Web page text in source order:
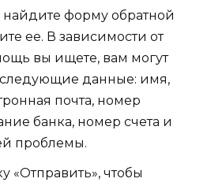
найдите форму обратной
ее. В зависимости от
вы ищете, вам могут
следующие данные: имя,
почта, номер
банка, номер счета и
проблемы.
«Отправить», чтобы